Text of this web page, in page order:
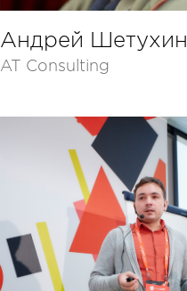
Андрей Шетухин
AT Consulting